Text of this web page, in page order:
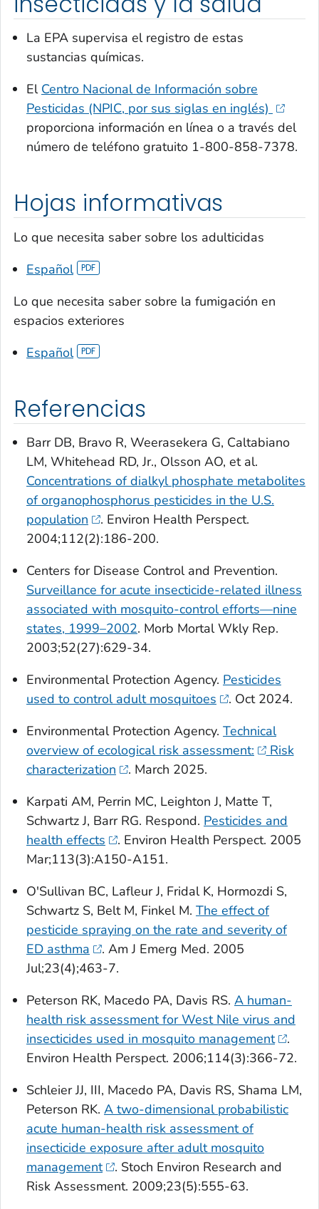
La EPA supervisa el registro de estas
sustancias químicas.
El Centro Nacional de Información sobre
Pesticidas (NPIC, por sus siglas en inglés)
proporciona información en línea o a través del
número de teléfono gratuito 1-800-858-7378.
Hojas informativas
Lo que necesita saber sobre los adulticidas
Español
Lo que necesita saber sobre la fumigación en
espacios exteriores
Español
Referencias
Barr DB, Bravo R, Weerasekera G, Caltabiano
LM, Whitehead RD, Jr., Olsson AO, et al.
Concentrations of dialkyl phosphate metabolites
of organophosphorus pesticides in the U.S.
population
. Environ Health Perspect.
2004;112(2):186-200.
Centers for Disease Control and Prevention.
Surveillance for acute insecticide-related illness
associated with mosquito-control efforts—nine
states, 1999–2002. Morb Mortal Wkly Rep.
2003;52(27):629-34.
Environmental Protection Agency. Pesticides
used to control adult mosquitoes
. Oct 2024.
Environmental Protection Agency. Technical
overview of ecological risk assessment:
Risk
characterization
. March 2025.
Karpati AM, Perrin MC, Leighton J, Matte T,
Schwartz J, Barr RG. Respond. Pesticides and
health effects
. Environ Health Perspect. 2005
Mar;113(3):A150-A151.
O'Sullivan BC, Lafleur J, Fridal K, Hormozdi S,
Schwartz S, Belt M, Finkel M. The effect of
pesticide spraying on the rate and severity of
ED asthma
. Am J Emerg Med. 2005
Jul;23(4);463-7.
Peterson RK, Macedo PA, Davis RS. A human-
health risk assessment for West Nile virus and
insecticides used in mosquito management
.
Environ Health Perspect. 2006;114(3):366-72.
Schleier JJ, III, Macedo PA, Davis RS, Shama LM,
Peterson RK. A two-dimensional probabilistic
acute human-health risk assessment of
insecticide exposure after adult mosquito
management
. Stoch Environ Research and
Risk Assessment. 2009;23(5):555-63.